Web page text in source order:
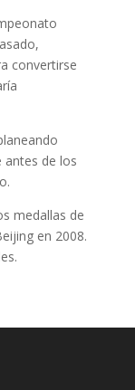
convertirse
de los
medallas de
en 2008.